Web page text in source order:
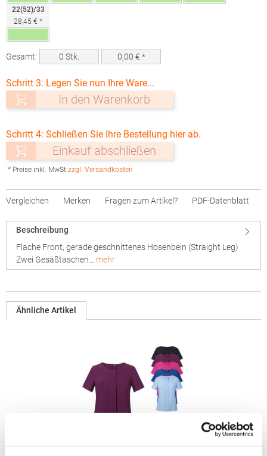
22(52)/33
28,45 € *
Gesamt: 0 Stk. 0,00 € *
Schritt 3: Legen Sie nun Ihre Ware...
In den Warenkorb
Schritt 4: Schließen Sie Ihre Bestellung hier ab.
Einkauf abschließen
* Preise inkl. MwSt.zzgl. Versandkosten
Vergleichen Merken Fragen zum Artikel? PDF-Datenblatt
Beschreibung
Flache Front, gerade geschnittenes Hosenbein (Straight Leg)
Zwei Gesäßtaschen… mehr
Ähnliche Artikel